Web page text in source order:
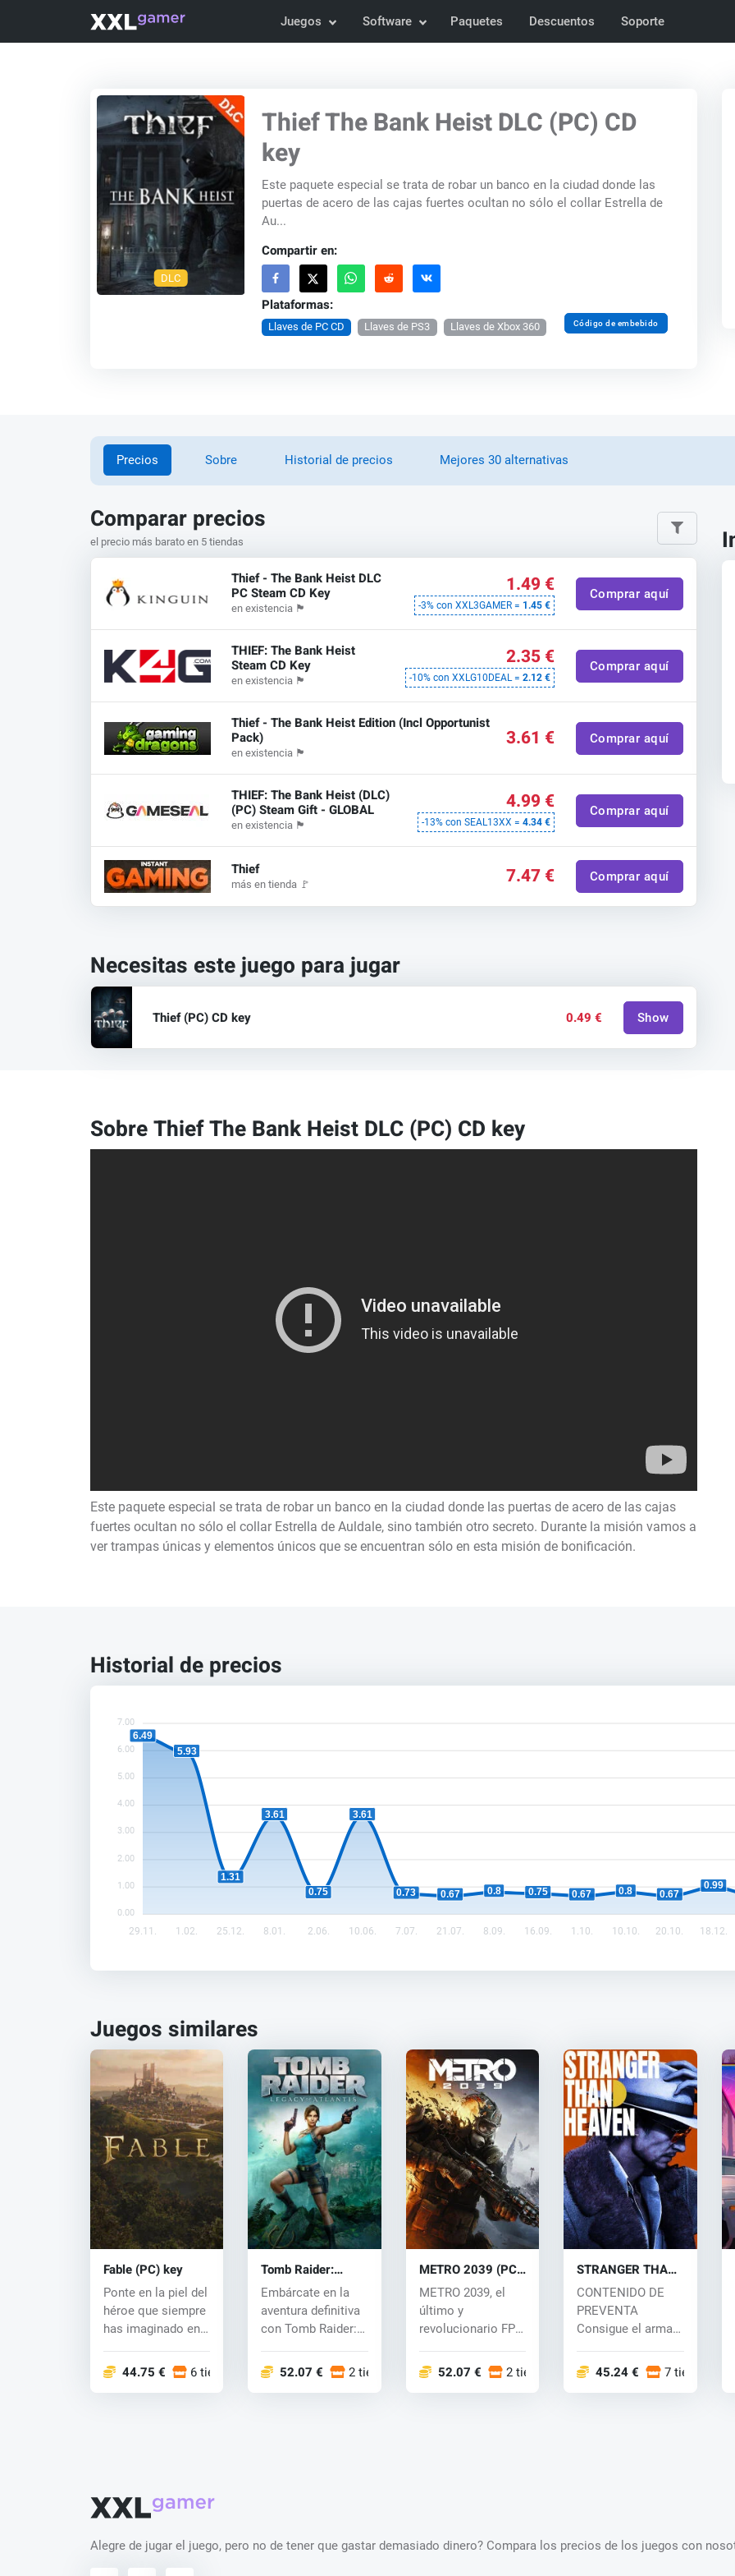
Juegos Software Paquetes Descuentos Soporte
DLC
Thief The Bank Heist DLC (PC) CD
key
Este paquete especial se trata de robar un banco en la ciudad donde las
puertas de acero de las cajas fuertes ocultan no sólo el collar Estrella de
Au...
Compartir en:
Plataformas:
Llaves de PC CD Llaves de PS3 Llaves de Xbox 360 Código de embebido
Precios Sobre Historial de precios Mejores 30 alternativas
Comparar precios
el precio más barato en 5 tiendas
Thief - The Bank Heist DLC
PC Steam CD Key
en existencia 🏴
1.49 €
-3% con XXL3GAMER = 1.45 €
Comprar aquí
THIEF: The Bank Heist
Steam CD Key
en existencia 🏴
2.35 €
-10% con XXLG10DEAL = 2.12 €
Comprar aquí
Thief - The Bank Heist Edition (Incl Opportunist
Pack)
en existencia 🏴
3.61 € Comprar aquí
THIEF: The Bank Heist (DLC)
(PC) Steam Gift - GLOBAL
en existencia 🏴
4.99 €
-13% con SEAL13XX = 4.34 €
Comprar aquí
Thief
más en tienda 🚩 7.47 € Comprar aquí
Necesitas este juego para jugar
Thief (PC) CD key 0.49 € Show
Sobre Thief The Bank Heist DLC (PC) CD key
Este paquete especial se trata de robar un banco en la ciudad donde las puertas de acero de las cajas
fuertes ocultan no sólo el collar Estrella de Auldale, sino también otro secreto. Durante la misión vamos a
ver trampas únicas y elementos únicos que se encuentran sólo en esta misión de bonificación.
Historial de precios
7.00
6.00
5.00
4.00
3.00
2.00
1.00
0.00
6.49
5.93
1.31
3.61
0.75
3.61
0.73 0.67 0.8 0.75 0.67 0.8 0.67
0.99
29.11. 1.02. 25.12. 8.01. 2.06. 10.06. 7.07. 21.07. 8.09. 16.09. 1.10. 10.10. 20.10. 18.12.
Juegos similares
Fable (PC) key
Ponte en la piel del
héroe que siempre
has imaginado en
RPG...44.75 € 6 tiendas
Tomb Raider:
Legacy of Atlantis
(PC) key
Embárcate en la
aventura definitiva
con Tomb Raider:
un...52.07 € 2 tiendas
METRO 2039 (PC)
key
METRO 2039, el
último y
revolucionario FPS
renombrados
52.07 € 2 tiendas
STRANGER THAN
HEAVEN (PC) key
CONTENIDO DE
PREVENTA
Consigue el arma
comprando...
45.24 € 7 tiendas
Alegre de jugar el juego, pero no de tener que gastar demasiado dinero? Compara los precios de los juegos con